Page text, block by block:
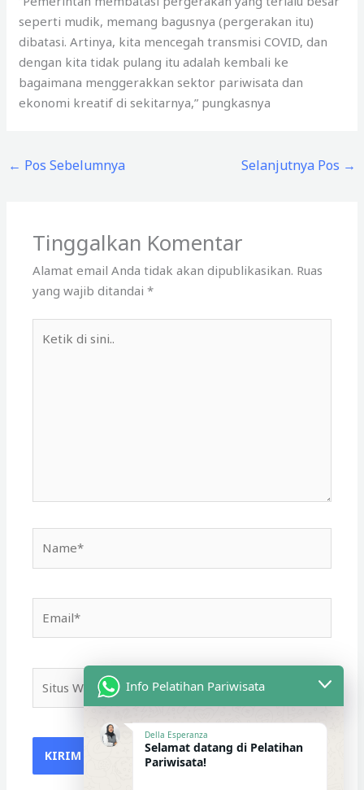
seperti mudik, memang bagusnya (pergerakan itu)
dibatasi. Artinya, kita mencegah transmisi COVID, dan
dengan kita tidak pulang itu adalah kembali ke
bagaimana menggerakkan sektor pariwisata dan
ekonomi kreatif di sekitarnya,” pungkasnya
← Pos Sebelumnya Selanjutnya Pos →
Tinggalkan Komentar
Alamat email Anda tidak akan dipublikasikan. Ruas
yang wajib ditandai*
Web
Info Pelatihan Pariwisata
Della Esperanza
Selamat datang di Pelatihan
Pariwisata!